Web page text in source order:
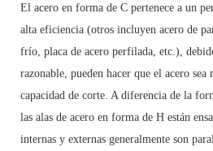
El acero en forma de C pertenece a un
alta eficiencia (otros incluyen acero de
frío, placa de acero perfilada, etc.),
razonable, pueden hacer que el acero
capacidad de corte. A diferencia de la
las alas de acero en forma de H están
internas y externas generalmente son